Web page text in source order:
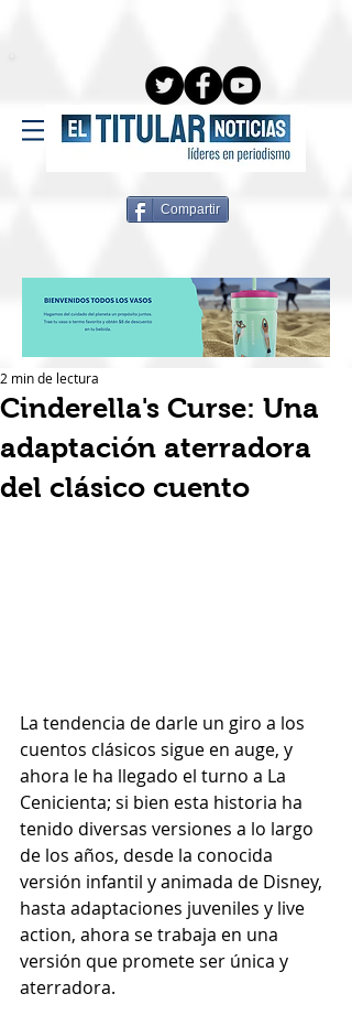
Compartir
Cinderella's Curse: Una
adaptación aterradora
del clásico cuento
2 min de lectura
La tendencia de darle un giro a los
cuentos clásicos sigue en auge, y
ahora le ha llegado el turno a La
Cenicienta; si bien esta historia ha
tenido diversas versiones a lo largo
de los años, desde la conocida
versión infantil y animada de Disney,
hasta adaptaciones juveniles y live
action, ahora se trabaja en una
versión que promete ser única y
aterradora.